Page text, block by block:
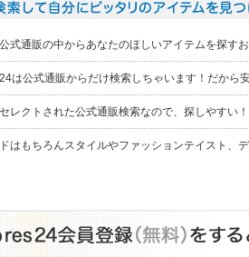
式通販の中からあなたのほしいアイテムを探す
は公式通販からだけ検索しちゃいます！だから
レクトされた公式通販検索なので、探しやすい！
はもちろんスタイルやファッションテイスト、